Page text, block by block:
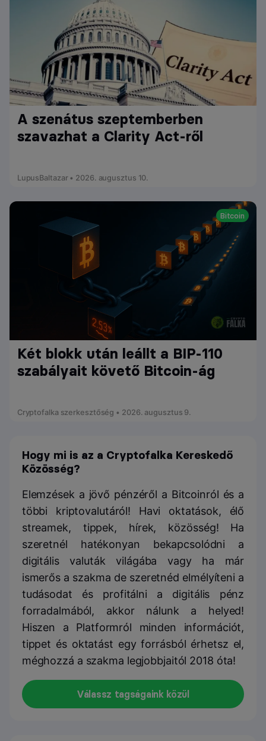
A szenátus szeptemberben
szavazhat a Clarity Act-ről
LupusBaltazar • 2026. augusztus 10.
Bitcoin
Két blokk után leállt a BIP-110
szabályait követő Bitcoin-ág
Cryptofalka szerkesztőség • 2026. augusztus 9.
Hogy mi is az a Cryptofalka Kereskedő
Közösség?
Elemzések a jövő pénzéről a Bitcoinról és a
többi kriptovalutáról! Havi oktatások, élő
streamek, tippek, hírek, közösség! Ha
szeretnél hatékonyan bekapcsolódni a
digitális valuták világába vagy ha már
ismerős a szakma de szeretnéd elmélyíteni a
tudásodat és profitálni a digitális pénz
forradalmából, akkor nálunk a helyed!
Hiszen a Platformról minden információt,
tippet és oktatást egy forrásból érhetsz el,
méghozzá a szakma legjobbjaitól 2018 óta!
Válassz tagságaink közül